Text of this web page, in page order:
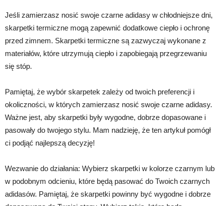
Jeśli zamierzasz nosić swoje czarne adidasy w chłodniejsze dni,
skarpetki termiczne mogą zapewnić dodatkowe ciepło i ochronę
przed zimnem. Skarpetki termiczne są zazwyczaj wykonane z
materiałów, które utrzymują ciepło i zapobiegają przegrzewaniu
się stóp.
Pamiętaj, że wybór skarpetek zależy od twoich preferencji i
okoliczności, w których zamierzasz nosić swoje czarne adidasy.
Ważne jest, aby skarpetki były wygodne, dobrze dopasowane i
pasowały do twojego stylu. Mam nadzieję, że ten artykuł pomógł
ci podjąć najlepszą decyzję!
Wezwanie do działania: Wybierz skarpetki w kolorze czarnym lub
w podobnym odcieniu, które będą pasować do Twoich czarnych
adidasów. Pamiętaj, że skarpetki powinny być wygodne i dobrze